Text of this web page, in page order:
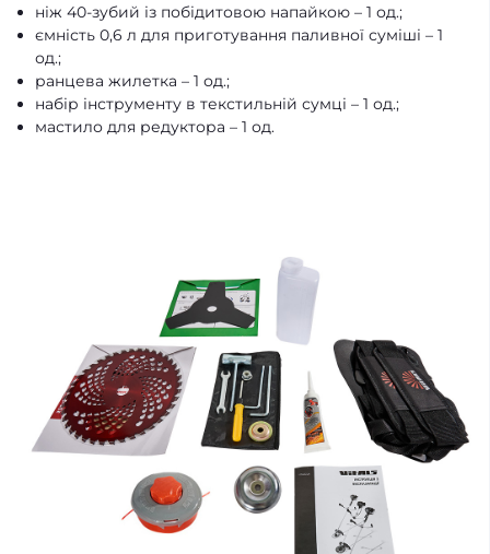
ніж 40-зубий із побідитовою напайкою – 1 од.;
ємність 0,6 л для приготування паливної суміші – 1
од.;
ранцева жилетка – 1 од.;
набір інструменту в текстильній сумці – 1 од.;
мастило для редуктора – 1 од.